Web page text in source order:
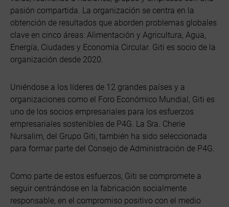
pasión compartida. La organización se centra en la
obtención de resultados que aborden problemas globales
clave en cinco áreas: Alimentación y Agricultura, Agua,
Energía, Ciudades y Economía Circular. Giti es socio de la
organización desde 2020.
Uniéndose a los líderes de 12 grandes países y a
organizaciones como el Foro Económico Mundial, Giti es
uno de los socios empresariales para los esfuerzos
empresariales sostenibles de P4G. La Sra. Cherie
Nursalim, del Grupo Giti, también ha sido seleccionada
para formar parte del Consejo de Administración de P4G.
Como parte de estos esfuerzos, Giti se compromete a
seguir centrándose en la fabricación socialmente
responsable, en el compromiso positivo con el medio